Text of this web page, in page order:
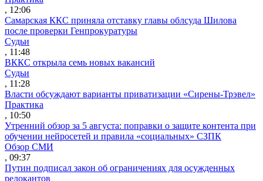
, 12:06
Самарская ККС приняла отставку главы облсуда Шилова
после проверки Генпрокуратуры
Судьи
, 11:48
ВККС открыла семь новых вакансий
Судьи
, 11:28
Власти обсуждают варианты приватизации «Сирены-Трэвел»
Практика
, 10:50
Утренний обзор за 5 августа: поправки о защите контента при
обучении нейросетей и правила «социальных» СЗПК
Обзор СМИ
, 09:37
Путин подписал закон об ограничениях для осужденных
релокантов